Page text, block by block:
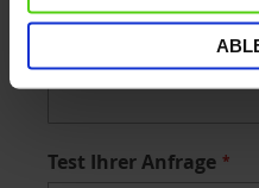
Test Ihrer Anfrage